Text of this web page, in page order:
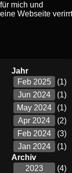
mich und
Webseite verirrt
Jahr
Feb 2025
(1)
Jun 2024
(1)
May 2024
(1)
Apr 2024
(2)
Feb 2024
(3)
Jan 2024
(1)
Archiv
2023
(4)